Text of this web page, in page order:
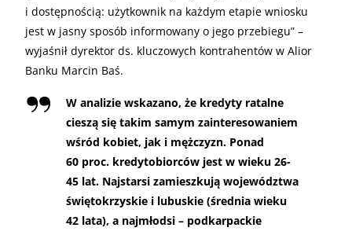
i dostępnością: użytkownik na każdym etapie wniosku
jest w jasny sposób informowany o jego przebiegu” –
wyjaśnił dyrektor ds. kluczowych kontrahentów w Alior
Banku Marcin Baś.
W analizie wskazano, że kredyty ratalne
cieszą się takim samym zainteresowaniem
wśród kobiet, jak i mężczyzn. Ponad
60 proc. kredytobiorców jest w wieku 26-
45 lat. Najstarsi zamieszkują województwa
świętokrzyskie i lubuskie (średnia wieku
42 lata), a najmłodsi – podkarpackie